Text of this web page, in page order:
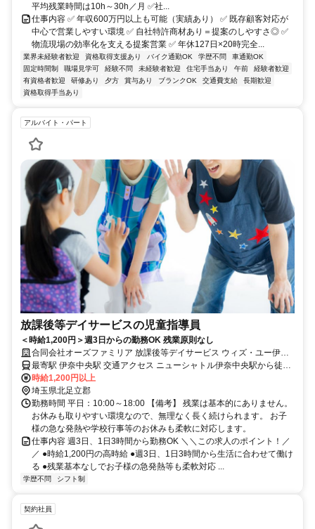
平均残業時間は10h～30h／月 ✅社...
仕事内容 ✅ 年収600万円以上も可能（実績あり） ✅ 既存顧客対応が
中心で営業しやすい環境 ✅ 自社特許商材あり＝提案のしやすさ◎ ✅
物流現場の効率化を支える提案営業 ✅ 年休127日×20時完全...
業界未経験者歓迎 資格取得支援あり バイク通勤OK 学歴不問
車通勤OK
固定時間制
職場見学可 経験不問 未経験者歓迎 住宅手当あり 午前
経験者歓迎
有資格者歓迎
研修あり 夕方 賞与あり ブランクOK 交通費支給
長期歓迎
資格取得手当あり
アルバイト・パート
放課後等デイサービスの児童指導員
＜時給1,200円＞週3日からの勤務OK 残業原則なし
合同会社オーズファミリア 放課後等デイサービス ウィズ・ユー伊奈
中央
最寄駅 伊奈中央駅 交通アクセス ニューシャトル伊奈中央駅から徒歩
2分
時給1,200円以上
埼玉県北足立郡
勤務時間 平日：10:00～18:00 【備考】 残業は基本的にありません。
お休みも取りやすい環境なので、無理なく長く続けられます。 お子
様の急な発熱や学校行事等のお休みも柔軟に対応します。
仕事内容 週3日、1日3時間から勤務OK ＼＼この求人のポイント！／
／ ●時給1,200円の高時給 ●週3日、1日3時間から生活に合わせて働け
る ●残業基本なしでお子様の急発熱等も柔軟対応 ...
学歴不問 シフト制
契約社員